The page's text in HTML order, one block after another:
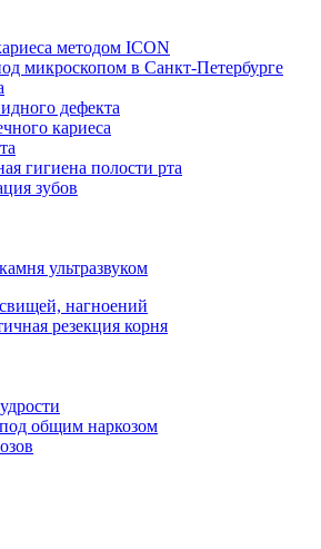
методом ICON
микроскопом в Санкт-Петербурге
дефекта
кариеса
гигиена полости рта
зубов
ультразвуком
нагноений
резекция корня
общим наркозом